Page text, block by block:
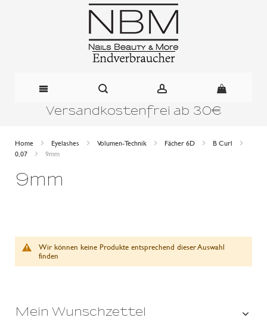
Inhalt
Versandkostenfrei ab 30€
Home Eyelashes Volumen-Technik Fächer 6D
B Curl
0,07
9mm
9mm
Wir können keine Produkte entsprechend dieser Auswahl
finden
Mein Wunschzettel